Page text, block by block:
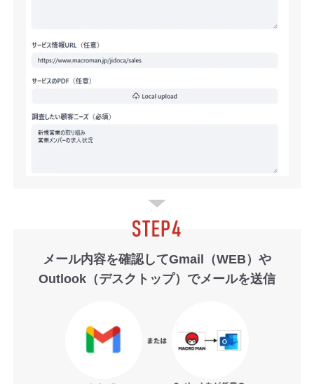
メール内容を確認してGmail（WEB）や
Outlook（デスクトップ）でメールを送信